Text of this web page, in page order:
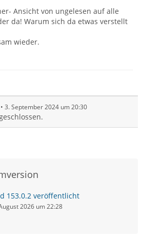
Ansicht von ungelesen auf alle
da! Warum sich da etwas verstellt
wieder.
3. September 2024 um 20:30
153.0.2 veröffentlicht
2026 um 22:28